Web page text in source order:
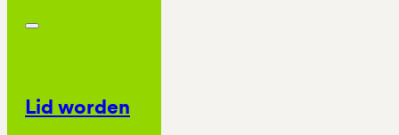
Lid worden